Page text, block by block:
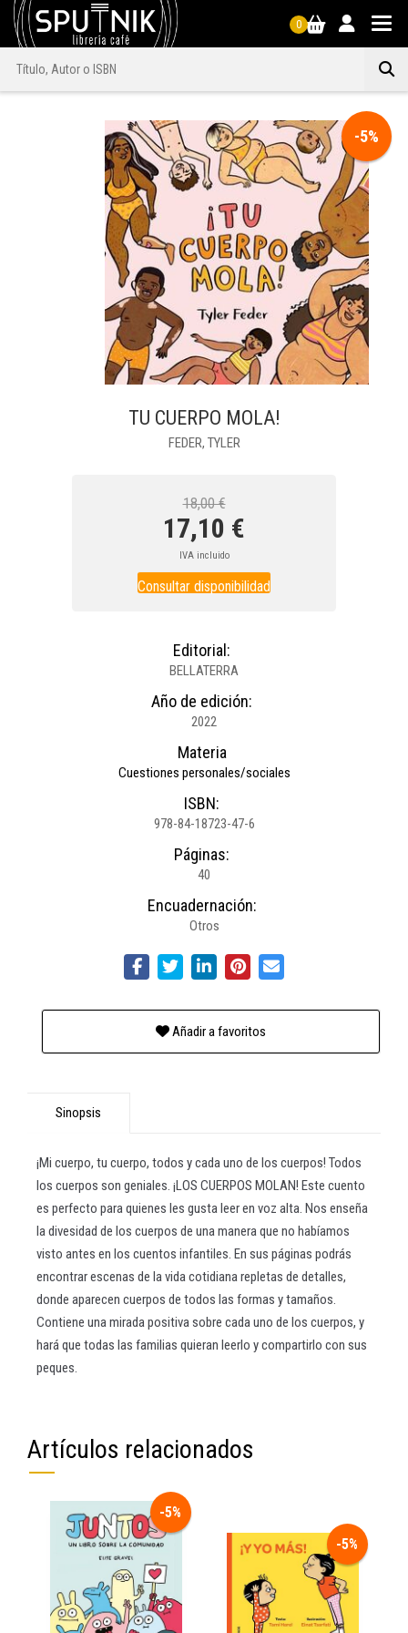
0
-5%
TU CUERPO MOLA!
FEDER, TYLER
18,00 €
17,10 €
IVA incluido
Consultar disponibilidad
Editorial:
BELLATERRA
Año de edición:
2022
Materia
Cuestiones personales/sociales
ISBN:
978-84-18723-47-6
Páginas:
40
Encuadernación:
Otros
Añadir a favoritos
Sinopsis
¡Mi cuerpo, tu cuerpo, todos y cada uno de los cuerpos! Todos
los cuerpos son geniales. ¡LOS CUERPOS MOLAN! Este cuento
es perfecto para quienes les gusta leer en voz alta. Nos enseña
la divesidad de los cuerpos de una manera que no habíamos
visto antes en los cuentos infantiles. En sus páginas podrás
encontrar escenas de la vida cotidiana repletas de detalles,
donde aparecen cuerpos de todos las formas y tamaños.
Contiene una mirada positiva sobre cada uno de los cuerpos, y
hará que todas las familias quieran leerlo y compartirlo con sus
peques.
Artículos relacionados
-5%
-5%